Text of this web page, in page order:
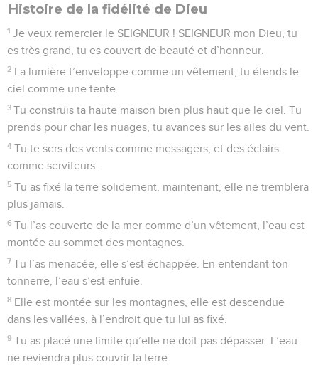
Histoire de la fidélité de Dieu
1 Je veux remercier le SEIGNEUR ! SEIGNEUR mon Dieu, tu
es très grand, tu es couvert de beauté et d’honneur.
2 La lumière t’enveloppe comme un vêtement, tu étends le
ciel comme une tente.
3 Tu construis ta haute maison bien plus haut que le ciel. Tu
prends pour char les nuages, tu avances sur les ailes du vent.
4 Tu te sers des vents comme messagers, et des éclairs
comme serviteurs.
5 Tu as fixé la terre solidement, maintenant, elle ne tremblera
plus jamais.
6 Tu l’as couverte de la mer comme d’un vêtement, l’eau est
montée au sommet des montagnes.
7 Tu l’as menacée, elle s’est échappée. En entendant ton
tonnerre, l’eau s’est enfuie.
8 Elle est montée sur les montagnes, elle est descendue
dans les vallées, à l’endroit que tu lui as fixé.
9 Tu as placé une limite qu’elle ne doit pas dépasser. L’eau
ne reviendra plus couvrir la terre.